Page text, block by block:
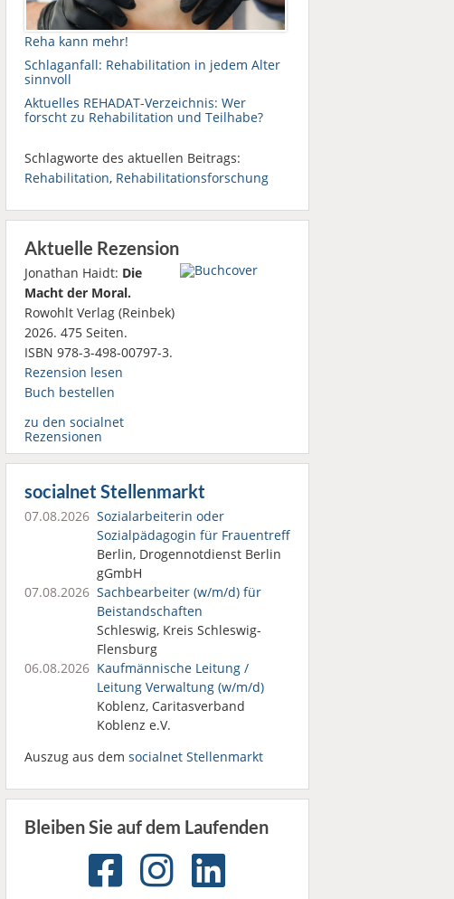
Reha kann mehr!
Schlaganfall: Rehabilitation in jedem Alter
sinnvoll
Aktuelles REHADAT-Verzeichnis: Wer
forscht zu Rehabilitation und Teilhabe?
Schlagworte des aktuellen Beitrags:
Rehabilitation, Rehabilitationsforschung
Aktuelle Rezension
Jonathan Haidt: Die
Macht der Moral.
Rowohlt Verlag (Reinbek)
2026. 475 Seiten.
ISBN 978-3-498-00797-3.
Rezension lesen
Buch bestellen
zu den socialnet
Rezensionen
socialnet Stellenmarkt
07.08.2026 Sozialarbeiterin oder
Sozialpädagogin für Frauentreff
Berlin, Drogennotdienst Berlin
gGmbH
07.08.2026 Sachbearbeiter (w/m/d) für
Beistandschaften
Schleswig, Kreis Schleswig-
Flensburg
06.08.2026 Kaufmännische Leitung /
Leitung Verwaltung (w/m/d)
Koblenz, Caritasverband
Koblenz e.V.
Auszug aus dem socialnet Stellenmarkt
Bleiben Sie auf dem Laufenden